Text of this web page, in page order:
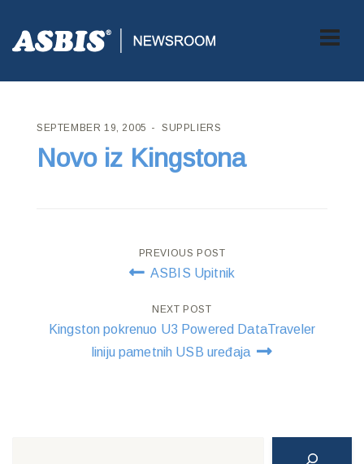
ASBIS CROATIA > SUPPLIERS> NOVO IZ KINGSTONA
SEPTEMBER 19, 2005 SUPPLIERS
Novo iz Kingstona
navigation
PREVIOUS POST
ASBIS Upitnik
NEXT POST
Kingston pokrenuo U3 Powered DataTraveler
liniju pametnih USB uređaja